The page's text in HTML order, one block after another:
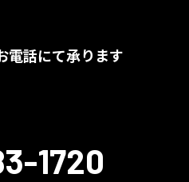
電話にて承ります
1720